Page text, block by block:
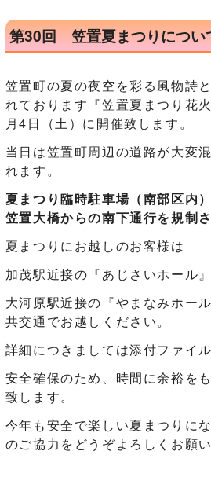
第30回 笠置夏まつりについ
笠置町の夏の夜空を彩る風物詩
れております『笠置夏まつり花
月4日（土）に開催致します。
当日は笠置町周辺の道路が大変
れます。
夏まつり臨時駐車場（南部区内
笠置大橋からの南下通行を規制
夏まつりにお越しのお客様は
加茂駅近接の『あじさいホール』
大河原駅近接の『やまなみホー
共交通でお越しください。
詳細につきましては添付ファイ
安全確保のため、時間に余裕を
致します。
今年も安全で楽しい夏まつりに
のご協力をどうぞよろしくお願